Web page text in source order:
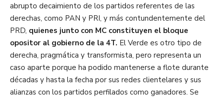
abrupto decaimiento de los partidos referentes de las
derechas, como PAN y PRI, y más contundentemente del
PRD, quienes junto con MC constituyen el bloque
opositor al gobierno de la 4T. El Verde es otro tipo de
derecha, pragmática y transformista, pero representa un
caso aparte porque ha podido mantenerse a flote durante
décadas y hasta la fecha por sus redes clientelares y sus
alianzas con los partidos perfilados como ganadores. Se